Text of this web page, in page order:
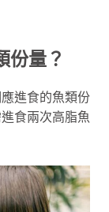
份量？
進食的魚類份
食兩次高脂魚